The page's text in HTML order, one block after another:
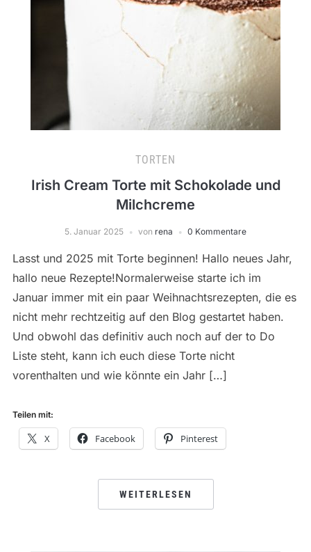
TORTEN
Irish Cream Torte mit Schokolade und
Milchcreme
5. Januar 2025 von rena 0 Kommentare
Lasst und 2025 mit Torte beginnen! Hallo neues Jahr,
hallo neue Rezepte!Normalerweise starte ich im
Januar immer mit ein paar Weihnachtsrezepten, die es
nicht mehr rechtzeitig auf den Blog gestartet haben.
Und obwohl das definitiv auch noch auf der to Do
Liste steht, kann ich euch diese Torte nicht
vorenthalten und wie könnte ein Jahr […]
Teilen mit:
X Facebook Pinterest
WEITERLESEN